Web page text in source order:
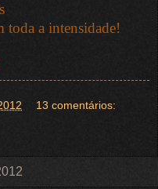
toda a intensidade!
13 comentários: